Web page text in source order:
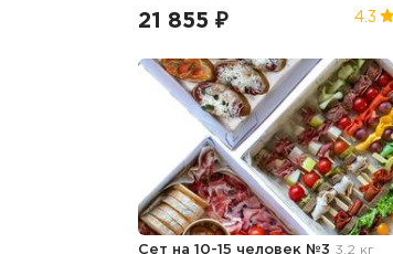
21 855 ₽ 4.3
Сет на 10-15 человек №3 3.2 кг